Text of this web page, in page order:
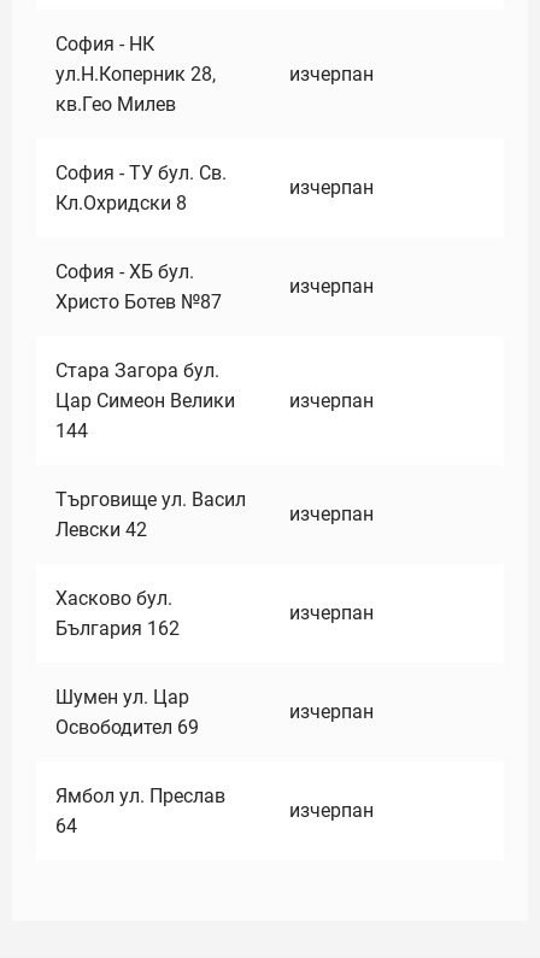
София - НК
ул.Н.Коперник 28,
кв.Гео Милев
изчерпан
София - ТУ бул. Св.
Кл.Охридски 8
изчерпан
София - ХБ бул.
Христо Ботев №87
изчерпан
Стара Загора бул.
Цар Симеон Велики
144
изчерпан
Търговище ул. Васил
Левски 42
изчерпан
Хасково бул.
България 162
изчерпан
Шумен ул. Цар
Освободител 69
изчерпан
Ямбол ул. Преслав
64
изчерпан